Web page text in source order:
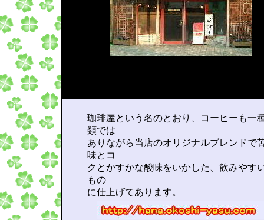
珈琲屋という名のとおり、コーヒーも一
類では
ありながら当店のオリジナルブレンドで
味とコ
クとかすかな酸味をいかした、飲みやす
もの
に仕上げてあります。